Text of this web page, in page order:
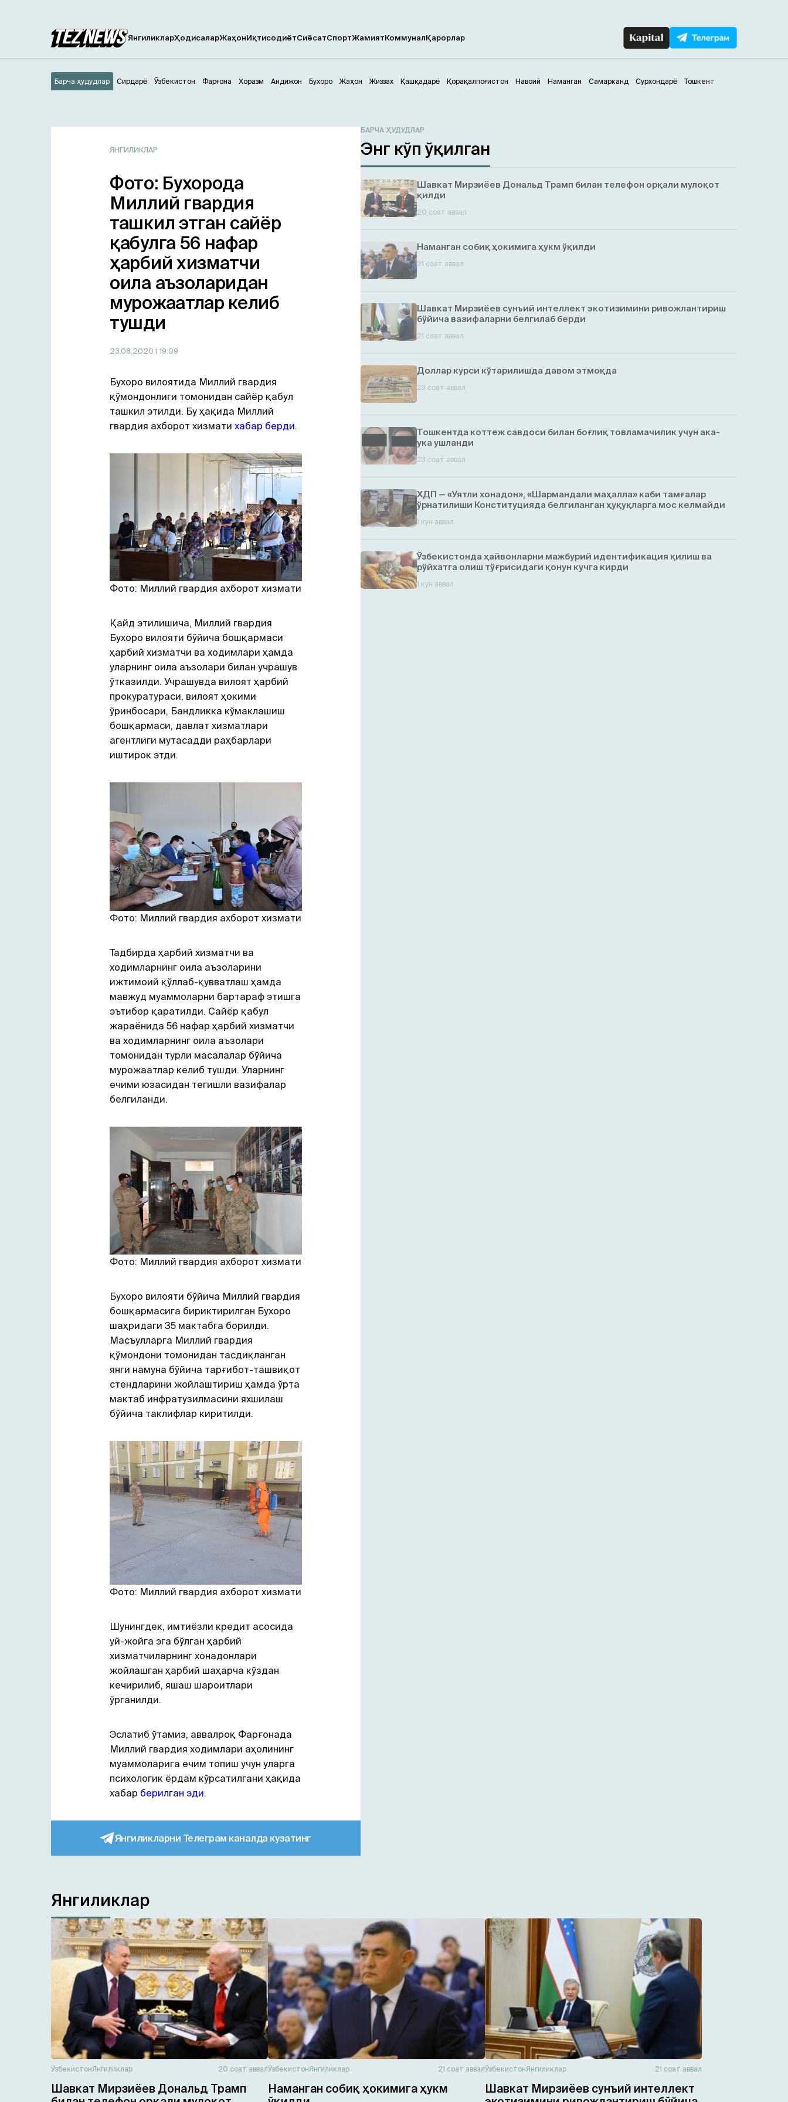
ЯнгиликларҲодисаларЖаҳонИқтисодиётСиёсатСпортЖамиятКоммуналҚарорлар
Андижон
Барча ҳудудлар Бухоро Жаҳон Жиззах Қашқадарё Қорақалпоғистон Навоий Наманган Самарканд
Сирдарё Сурхондарё Тошкент
Ўзбекистон Фарғона Хоразм
ЯНГИЛИКЛАР
Фото: Бухорода
Миллий гвардия
ташкил этган сайёр
қабулга 56 нафар
ҳарбий хизматчи
оила аъзоларидан
мурожаатлар келиб
тушди
23.08.2020 | 19:09
Бухоро вилоятида Миллий гвардия
қўмондонлиги томонидан сайёр қабул
ташкил этилди. Бу ҳақида Миллий
гвардия ахборот хизмати хабар берди.
Фото: Миллий гвардия ахборот хизмати
Қайд этилишича, Миллий гвардия
Бухоро вилояти бўйича бошқармаси
ҳарбий хизматчи ва ходимлари ҳамда
уларнинг оила аъзолари билан учрашув
ўтказилди. Учрашувда вилоят ҳарбий
прокуратураси, вилоят ҳокими
ўринбосари, Бандликка кўмаклашиш
бошқармаси, давлат хизматлари
агентлиги мутасадди раҳбарлари
иштирок этди.
Фото: Миллий гвардия ахборот хизмати
Тадбирда ҳарбий хизматчи ва
ходимларнинг оила аъзоларини
ижтимоий қўллаб-қувватлаш ҳамда
мавжуд муаммоларни бартараф этишга
эътибор қаратилди. Сайёр қабул
жараёнида 56 нафар ҳарбий хизматчи
ва ходимларнинг оила аъзолари
томонидан турли масалалар бўйича
мурожаатлар келиб тушди. Уларнинг
ечими юзасидан тегишли вазифалар
белгиланди.
Фото: Миллий гвардия ахборот хизмати
Бухоро вилояти бўйича Миллий гвардия
бошқармасига бириктирилган Бухоро
шаҳридаги 35 мактабга борилди.
Масъулларга Миллий гвардия
қўмондони томонидан тасдиқланган
янги намуна бўйича тарғибот-ташвиқот
стендларини жойлаштириш ҳамда ўрта
мактаб инфратузилмасини яхшилаш
бўйича таклифлар киритилди.
Фото: Миллий гвардия ахборот хизмати
Шунингдек, имтиёзли кредит асосида
уй-жойга эга бўлган ҳарбий
хизматчиларнинг хонадонлари
жойлашган ҳарбий шаҳарча кўздан
кечирилиб, яшаш шароитлари
ўрганилди.
Эслатиб ўтамиз, аввалроқ Фарғонада
Миллий гвардия ходимлари аҳолининг
муаммоларига ечим топиш учун уларга
психологик ёрдам кўрсатилгани ҳақида
хабар берилган эди.
Янгиликларни Телеграм каналда кузатинг
БАРЧА ҲУДУДЛАР
Энг кўп ўқилган
Шавкат Мирзиёев Дональд Трамп билан телефон орқали мулоқот
қилди
20 соат аввал
Наманган собиқ ҳокимига ҳукм ўқилди
21 соат аввал
Шавкат Мирзиёев сунъий интеллект экотизимини ривожлантириш
бўйича вазифаларни белгилаб берди
21 соат аввал
Доллар курси кўтарилишда давом этмоқда
23 соат аввал
Тошкентда коттеж савдоси билан боғлиқ товламачилик учун ака-
ука ушланди
23 соат аввал
ХДП — «Уятли хонадон», «Шармандали маҳалла» каби тамғалар
ўрнатилиши Конституцияда белгиланган ҳуқуқларга мос келмайди
1 кун аввал
Ўзбекистонда ҳайвонларни мажбурий идентификация қилиш ва
рўйхатга олиш тўғрисидаги қонун кучга кирди
1 кун аввал
Янгиликлар
ЎзбекистонЯнгиликлар 20 соат аввал
Шавкат Мирзиёев Дональд Трамп
ЎзбекистонЯнгиликлар 21 соат аввал
Наманган собиқ ҳокимига ҳукм
ЎзбекистонЯнгиликлар 21 соат аввал
Шавкат Мирзиёев сунъий интеллект